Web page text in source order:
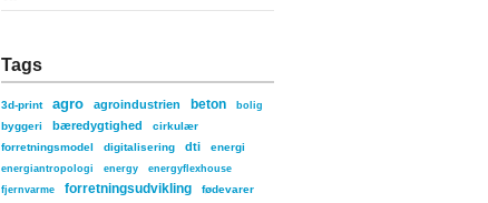
Tags
3d-print agro agroindustrien beton bolig
byggeri bæredygtighed
cirkulær
forretningsmodel
digitalisering dti energi
energiantropologi energy
energyflexhouse
fjernvarme
forretningsudvikling
fødevarer